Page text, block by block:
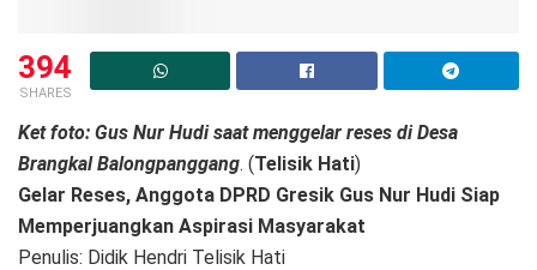
394
SHARES
Ket foto: Gus Nur Hudi saat menggelar reses di Desa
Brangkal Balongpanggang. (Telisik Hati)
Gelar Reses, Anggota DPRD Gresik Gus Nur Hudi Siap
Memperjuangkan Aspirasi Masyarakat
Penulis: Didik Hendri Telisik Hati